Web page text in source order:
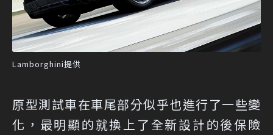
Lamborghini提供
原型測試車在車尾部分似乎也進行了一些變
化，最明顯的就換上了全新設計的後保險